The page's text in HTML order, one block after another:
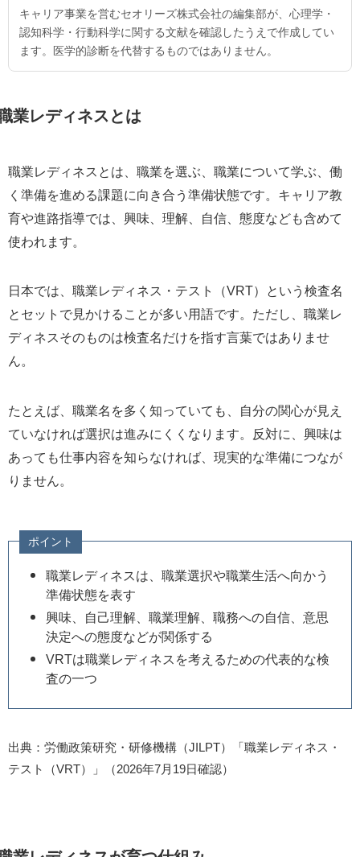
キャリア事業を営むセオリーズ株式会社の編集部が、心理学・
認知科学・行動科学に関する文献を確認したうえで作成してい
ます。医学的診断を代替するものではありません。
業レディネスとは
職業レディネスとは、職業を選ぶ、職業について学ぶ、働
く準備を進める課題に向き合う準備状態です。キャリア教
育や進路指導では、興味、理解、自信、態度なども含めて
使われます。
日本では、職業レディネス・テスト（VRT）という検査名
とセットで見かけることが多い用語です。ただし、職業レ
ディネスそのものは検査名だけを指す言葉ではありませ
ん。
たとえば、職業名を多く知っていても、自分の関心が見え
ていなければ選択は進みにくくなります。反対に、興味は
あっても仕事内容を知らなければ、現実的な準備につなが
りません。
ポイント
職業レディネスは、職業選択や職業生活へ向かう
準備状態を表す
興味、自己理解、職業理解、職務への自信、意思
決定への態度などが関係する
VRTは職業レディネスを考えるための代表的な検
査の一つ
出典：労働政策研究・研修機構（JILPT）「職業レディネス・
テスト（VRT）」（2026年7月19日確認）